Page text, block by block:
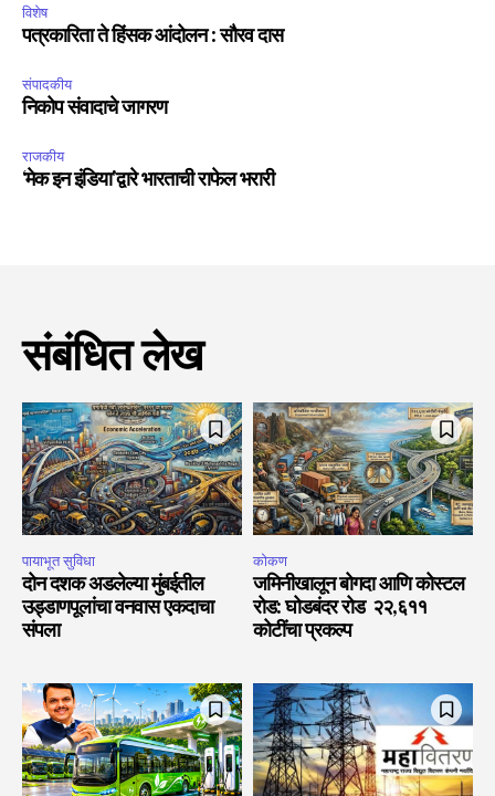
विशेष
पत्रकारिता ते हिंसक आंदोलन : सौरव दास
संपादकीय
निकोप संवादाचे जागरण
राजकीय
‘मेक इन इंडिया’द्वारे भारताची राफेल भरारी
संबंधित लेख
पायाभूत सुविधा
दोन दशक अडलेल्या मुंबईतील
उड्डाणपूलांचा वनवास एकदाचा
संपला
कोकण
जमिनीखालून बोगदा आणि कोस्टल
रोड: घोडबंदर रोड ₹२२,६११
कोटींचा प्रकल्प